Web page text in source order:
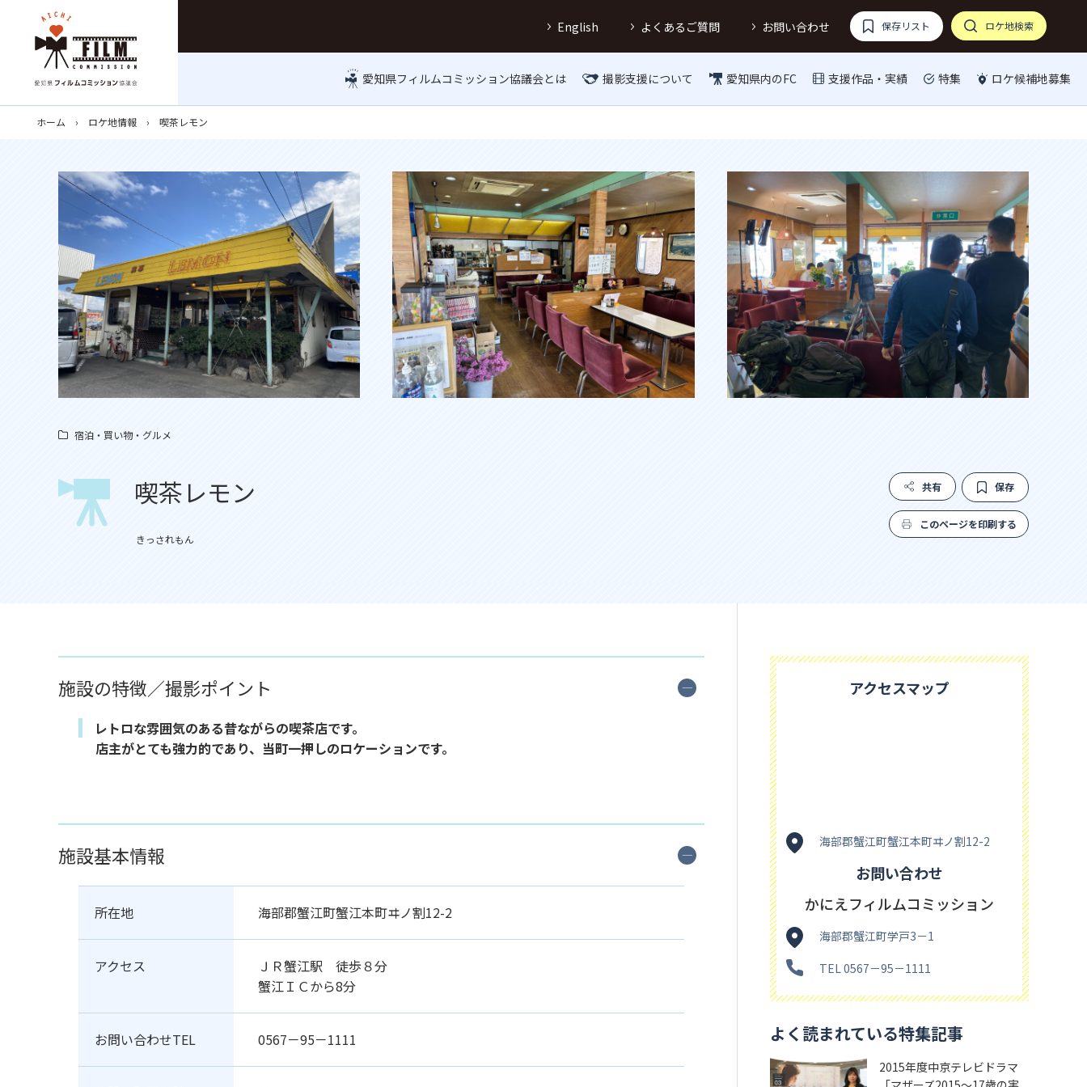
English よくあるご質問 お問い合わせ 保存リスト ロケ地検索
愛知県フィルムコミッション協議会とは 撮影支援について 愛知県内のFC 支援作品・実績 特集 ロケ候補地募集
ホーム ロケ地情報 喫茶レモン
宿泊・買い物・グルメ
喫茶レモン
きっされもん
共有 保存
このページを印刷する
施設の特徴／撮影ポイント
レトロな雰囲気のある昔ながらの喫茶店です。
店主がとても強力的であり、当町一押しのロケーションです。
施設基本情報
所在地 海部郡蟹江町蟹江本町ヰノ割12-2
アクセス
ＪＲ蟹江駅 徒歩８分
蟹江ＩＣから8分
お問い合わせTEL 0567－95－1111
アクセスマップ
海部郡蟹江町蟹江本町ヰノ割12-2
お問い合わせ
かにえフィルムコミッション
海部郡蟹江町学戸3－1
TEL 0567－95－1111
よく読まれている特集記事
2015年度中京テレビドラマ